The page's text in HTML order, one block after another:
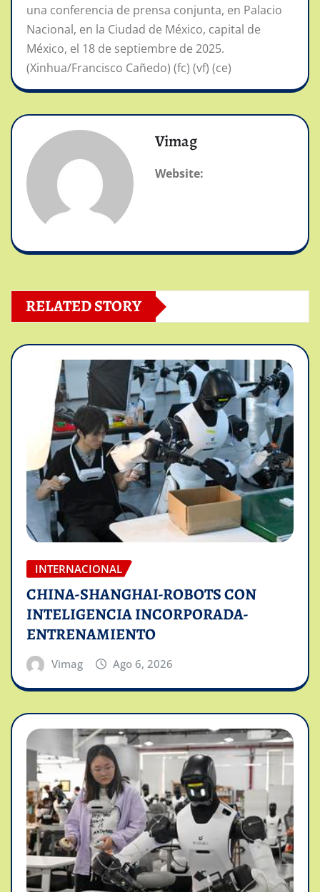
una conferencia de prensa conjunta, en Palacio
Nacional, en la Ciudad de México, capital de
México, el 18 de septiembre de 2025.
(Xinhua/Francisco Cañedo) (fc) (vf) (ce)
Vimag
Website:
RELATED STORY
INTERNACIONAL
CHINA-SHANGHAI-ROBOTS CON
INTELIGENCIA INCORPORADA-
ENTRENAMIENTO
Vimag Ago 6, 2026